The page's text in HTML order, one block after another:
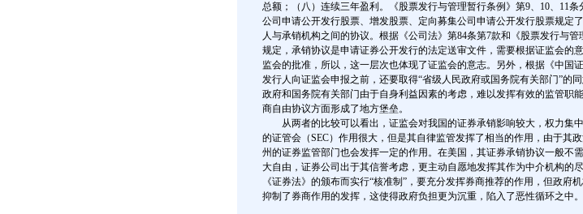
总额；（八）连续三年盈利。《股票发行与管理暂行条例》第9、10、11
公司申请公开发行股票、增发股票、定向募集公司申请公开发行股票规定
人与承销机构之间的协议。根据《公司法》第84条第7款和《股票发行与管
规定，承销协议是申请证券公开发行的法定送审文件，需要根据证监会的
监会的批准，所以，这一层次也体现了证监会的意志。另外，根据《中国
发行人向证监会申报之前，还要取得“省级人民政府或国务院有关部门”的
政府和国务院有关部门由于自身利益因素的考虑，难以发挥有效的监管职
商自由协议方面形成了地方堡垒。
从两者的比较可以看出，证监会对我国的证券承销影响较大，权力集
的证管会（SEC）作用很大，但是其自律监管发挥了相当的作用，由于其
州的证券监管部门也会发挥一定的作用。在美国，其证券承销协议一般不
大自由，证券公司出于其信誉考虑，更主动自愿地发挥其作为中介机构的
《证券法》的颁布而实行“核准制”，要充分发挥券商推荐的作用，但政府
抑制了券商作用的发挥，这使得政府负担更为沉重，陷入了恶性循环之中。